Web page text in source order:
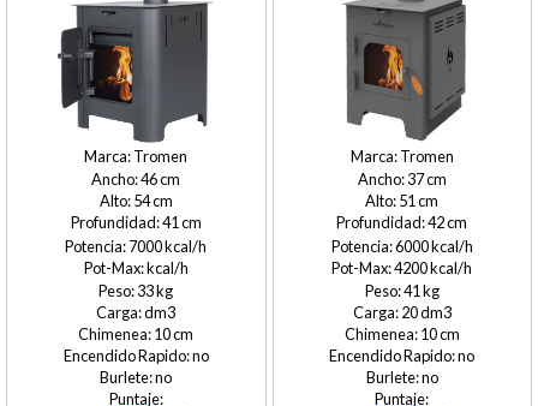
Tromen
46
54
41
7000
33
10
no
no
Tromen
37
51
42
6000
4200
41
20
10
no
no